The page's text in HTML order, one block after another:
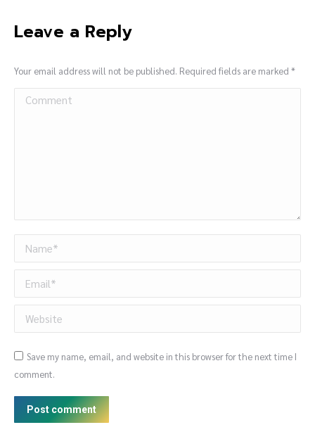
Leave a Reply
Your email address will not be published. Required fields are marked *
Comment
Name *
Email *
Website
Save my name, email, and website in this browser for the next time I
comment.
Post comment